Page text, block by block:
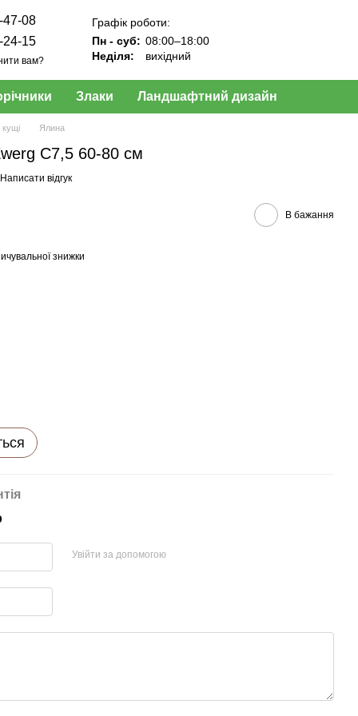
47-08
24-15
вам?
Графік роботи:
Пн - суб: 08:00–18:00
Неділя:
вихідний
Злаки Ландшафтний дизайн
кущі Ялина
C7,5 60-80 см
Написати відгук
В бажання
знижки
Увійти за допомогою